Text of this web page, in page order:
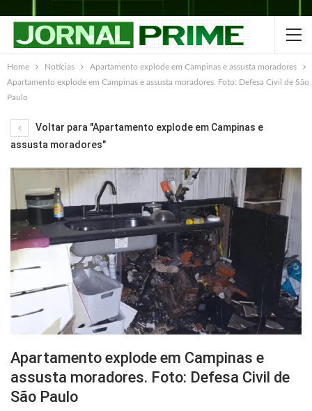
Home Notícias
Apartamento explode em Campinas e assusta moradores
Apartamento explode em Campinas e assusta moradores. Foto: Defesa Civil de São
Paulo
Voltar para "Apartamento explode em Campinas e
assusta moradores"
Apartamento explode em Campinas e
assusta moradores. Foto: Defesa Civil de
São Paulo